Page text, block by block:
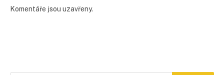
Komentáře jsou uzavřeny.